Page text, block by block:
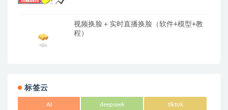
视频换脸＋实时直播换脸（软件+模型+教
程）
标签云
AI deepseek tiktok